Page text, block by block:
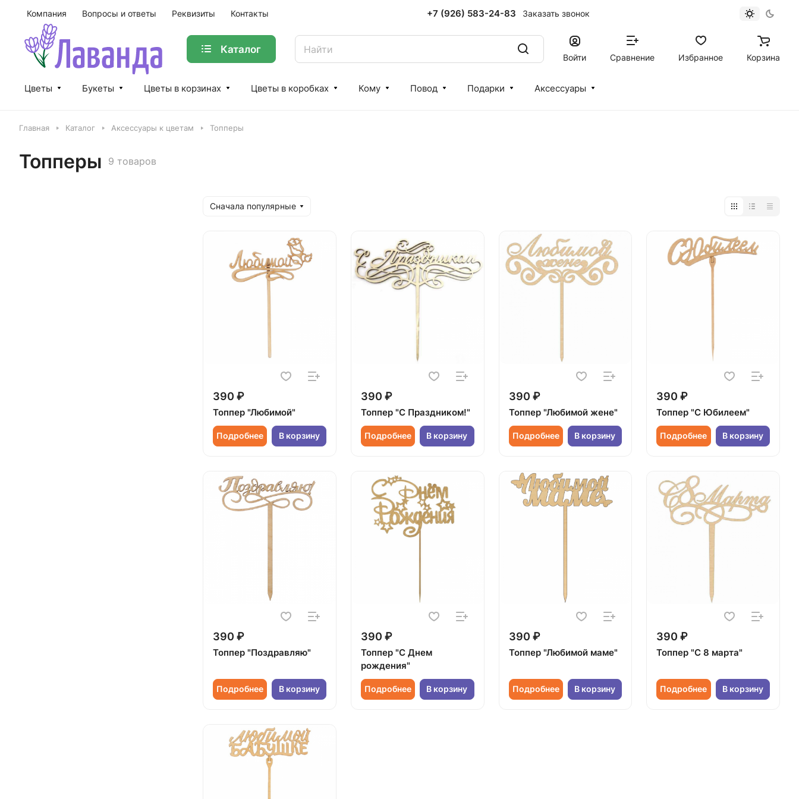
Компания Вопросы и ответы Реквизиты Контакты +7 (926) 583-24-83 Заказать звонок
Каталог
Войти Сравнение Избранное Корзина
Цветы Букеты Цветы в корзинах Цветы в коробках Кому Повод Подарки Аксессуары
Главная Каталог Аксессуары к цветам Топперы
Топперы 9 товаров
Сначала популярные
390 ₽
Топпер "Любимой"
Подробнее В корзину
390 ₽
Топпер "С Праздником!"
Подробнее В корзину
390 ₽
Топпер "Любимой жене"
Подробнее В корзину
390 ₽
Топпер "С Юбилеем"
Подробнее В корзину
390 ₽
Топпер "Поздравляю"
Подробнее В корзину
390 ₽
Топпер "С Днем
рождения"
Подробнее В корзину
390 ₽
Топпер "Любимой маме"
Подробнее В корзину
390 ₽
Топпер "С 8 марта"
Подробнее В корзину